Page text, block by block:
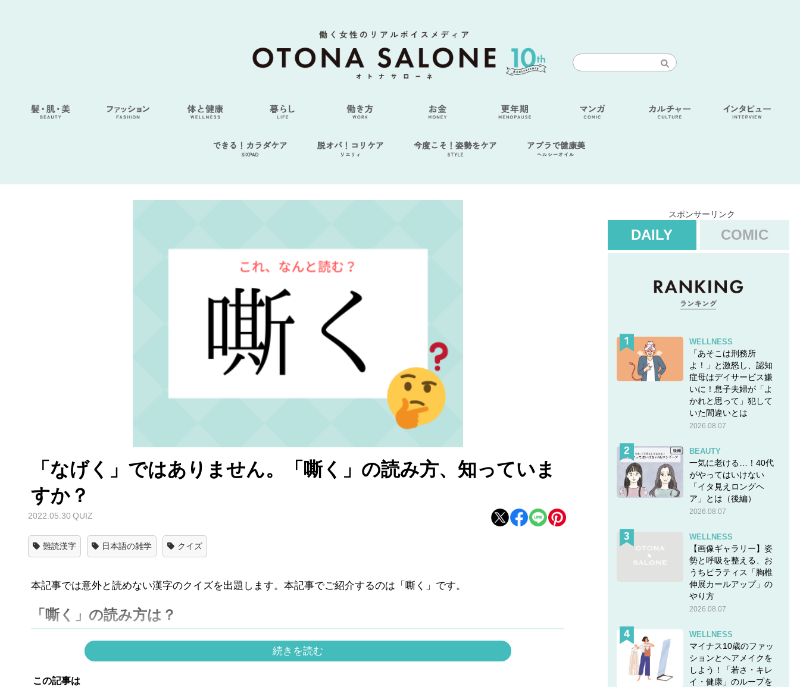
できる！カラダケア
SIXPAD
脱オバ！コリケア
リエリィ
今度こそ！姿勢をケア
STYLE
アブラで健康美
ヘルシーオイル
「なげく」ではありません。「嘶く」の読み方、知っていま
すか？
2022.05.30 QUIZ
難読漢字 日本語の雑学 クイズ
本記事では意外と読めない漢字のクイズを出題します。本記事でご紹介するのは「嘶く」です。
「嘶く」の読み方は？
続きを読む
この記事は
スポンサーリンク
DAILY COMIC
WELLNESS
「あそこは刑務所
よ！」と激怒し、認知
症母はデイサービス嫌
いに！息子夫婦が「よ
かれと思って」犯して
いた間違いとは
2026.08.07
BEAUTY
一気に老ける…！40代
がやってはいけない
「イタ見えロングヘ
ア」とは（後編）
2026.08.07
WELLNESS
【画像ギャラリー】姿
勢と呼吸を整える、お
うちピラティス「胸椎
伸展カールアップ」の
やり方
2026.08.07
WELLNESS
マイナス10歳のファッ
ションとヘアメイクを
しよう！「若さ・キレ
イ・健康」のループを